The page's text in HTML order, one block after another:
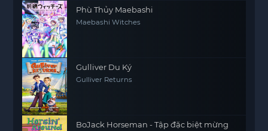
Phù Thủy Maebashi
Maebashi Witches
Gulliver Du Ký
Gulliver Returns
BoJack Horseman - Tập đặc biệt mừng